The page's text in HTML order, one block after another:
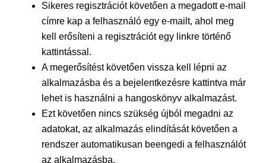
Sikeres regisztrációt követően a megadott e-mail
címre kap a felhasználó egy e-mailt, ahol meg
kell erősíteni a regisztrációt egy linkre történő
kattintással.
A megerősítést követően vissza kell lépni az
alkalmazásba és a bejelentkezésre kattintva már
lehet is használni a hangoskönyv alkalmazást.
Ezt követően nincs szükség újból megadni az
adatokat, az alkalmazás elindítását követően a
rendszer automatikusan beengedi a felhasználót
az alkalmazásba.